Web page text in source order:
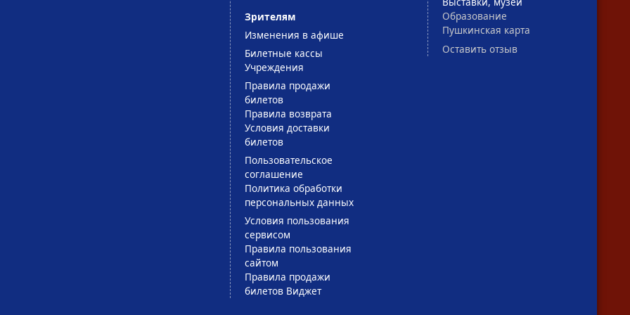
Зрителям
Изменения в афише
Билетные кассы
Учреждения
Правила продажи
билетов
Правила возврата
Условия доставки
билетов
Пользовательское
соглашение
Политика обработки
персональных данных
Условия пользования
сервисом
Правила пользования
сайтом
Правила продажи
билетов Виджет
Образование
Пушкинская карта
Оставить отзыв